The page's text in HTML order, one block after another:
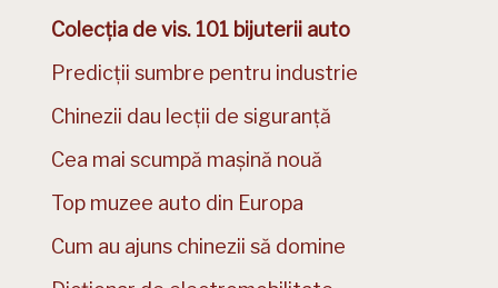
Colecția de vis. 101 bijuterii auto
Predicții sumbre pentru industrie
Chinezii dau lecții de siguranță
Cea mai scumpă mașină nouă
Top muzee auto din Europa
Cum au ajuns chinezii să domine